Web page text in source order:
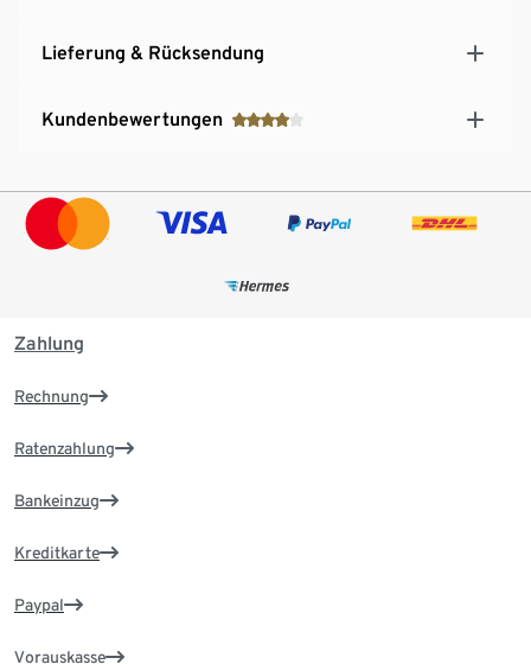
Lieferung & Rücksendung
Kundenbewertungen
Zahlung
Rechnung
Ratenzahlung
Bankeinzug
Kreditkarte
Paypal
Vorauskasse